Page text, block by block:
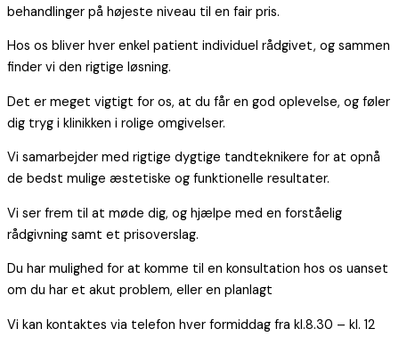
behandlinger på højeste niveau til en fair pris.
Hos os bliver hver enkel patient individuel rådgivet, og sammen
finder vi den rigtige løsning.
Det er meget vigtigt for os, at du får en god oplevelse, og føler
dig tryg i klinikken i rolige omgivelser.
Vi samarbejder med rigtige dygtige tandteknikere for at opnå
de bedst mulige æstetiske og funktionelle resultater.
Vi ser frem til at møde dig, og hjælpe med en forståelig
rådgivning samt et prisoverslag.
Du har mulighed for at komme til en konsultation hos os uanset
om du har et akut problem, eller en planlagt
Vi kan kontaktes via telefon hver formiddag fra kl.8.30 – kl. 12